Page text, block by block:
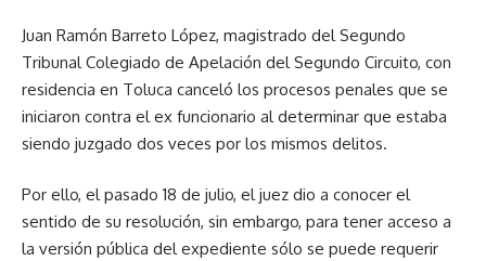
Juan Ramón Barreto López, magistrado del Segundo
Tribunal Colegiado de Apelación del Segundo Circuito, con
residencia en Toluca canceló los procesos penales que se
iniciaron contra el ex funcionario al determinar que estaba
siendo juzgado dos veces por los mismos delitos.
Por ello, el pasado 18 de julio, el juez dio a conocer el
sentido de su resolución, sin embargo, para tener acceso a
la versión pública del expediente sólo se puede requerir